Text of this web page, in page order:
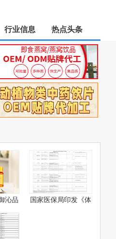
行业信息 热点头条
沁品
国家医保局印发《体